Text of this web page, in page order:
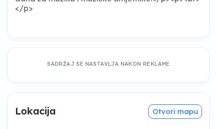
</p>
SADRŽAJ SE NASTAVLJA NAKON REKLAME
Lokacija Otvori mapu